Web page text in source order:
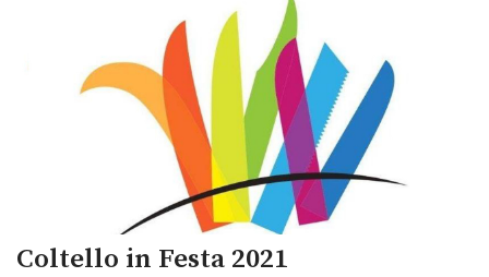
Coltello in Festa 2021